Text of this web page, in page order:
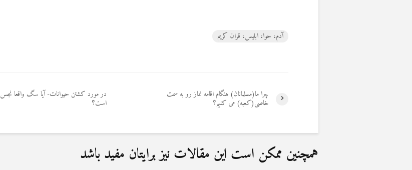
آدم، حوا، ابلیس، قران کریم
در مورد کشتن حیوانات- آیا سگ واقعا نجس
است؟
چرا ما(مسلمانان‌) هنگام اقامه نماز رو به سمت
خاصی(کعبه) می کنیم؟
همچنین ممکن است این مقالات نیز برایتان مفید باشد